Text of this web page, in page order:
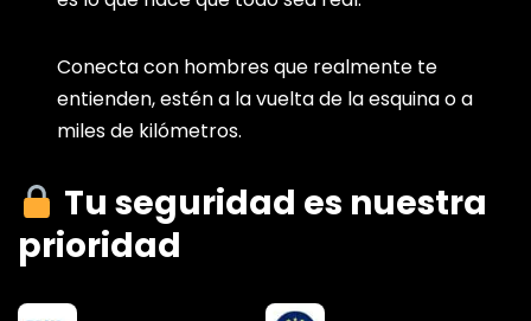
Conecta con hombres que realmente te
entienden, estén a la vuelta de la esquina o a
miles de kilómetros.
Tu seguridad es nuestra
prioridad